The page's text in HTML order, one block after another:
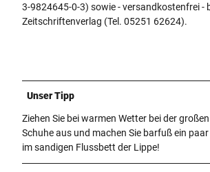
3-9824645-0-3) sowie - versandkostenfrei -
Zeitschriftenverlag (Tel. 05251 62624).
Unser Tipp
Ziehen Sie bei warmen Wetter bei der
Schuhe aus und machen Sie barfuß ein
im sandigen Flussbett der Lippe!